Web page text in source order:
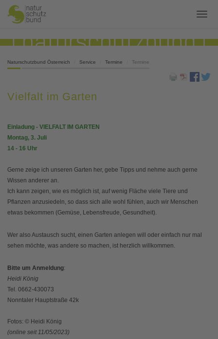
Naturschutzbund Österreich Service Termine Termine
Vielfalt im Garten
Einladung - VIELFALT IM GARTEN
Montag, 3. Juli
14 - 16 Uhr
Gerne zeige ich unseren Garten her, gebe Tipps und nehme auch gerne
Wissen anderer an.
Ich kann zeigen, wie es möglich ist, auf wenig Fläche viele Tiere und
Pflanzen anzusiedeln, so dass sich alle wohl fühlen, auch wir Menschen
etwas bekommen (Gemüse, Lebensfreude, Gesundheit).
Wer also Austausch sucht, einen Garten anlegen will oder einfach nur mal
sehen möchte, was andere so machen, ist herzlich willkommen.
Bitte um Anmeldung:
Heidi König
Tel. 0662-430073
Nonntaler Hauptstraße 42k
Fotos: © Heidi König
(online seit 11/05/2023)